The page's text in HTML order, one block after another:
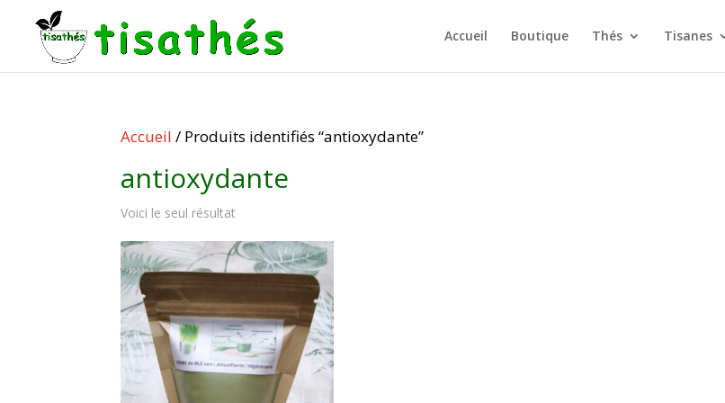
Accueil Boutique Thés Tisanes
Accueil / Produits identifiés “antioxydante”
antioxydante
Voici le seul résultat